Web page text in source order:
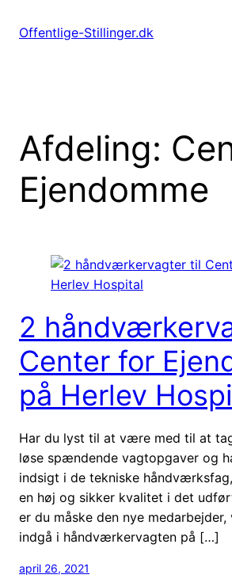
Offentlige-Stillinger.dk
Afdeling:
Ejendomme
2
Center for
på Herlev
Har du lyst til at være med til at
løse spændende vagtopgaver og
indsigt i de tekniske
en høj og sikker kvalitet i det
er du måske den nye
indgå i håndværkervagten på […]
april 26, 2021